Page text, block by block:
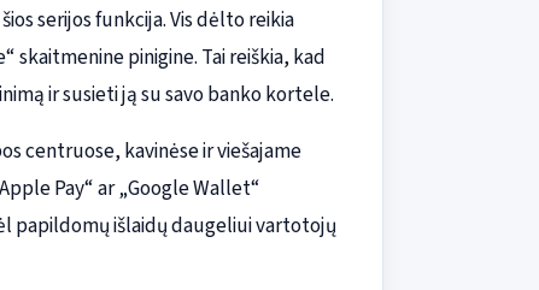
serijos funkcija. Vis dėlto reikia
skaitmenine pinigine. Tai reiškia, kad
ir susieti ją su savo banko kortele.
centruose, kavinėse ir viešajame
Pay“ ar „Google Wallet“
papildomų išlaidų daugeliui vartotojų